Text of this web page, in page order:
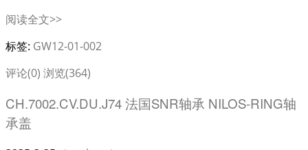
阅读全文>>
标签: GW12-01-002
评论(0) 浏览(364)
CH.7002.CV.DU.J74 法国SNR轴承 NILOS-RING轴
承盖